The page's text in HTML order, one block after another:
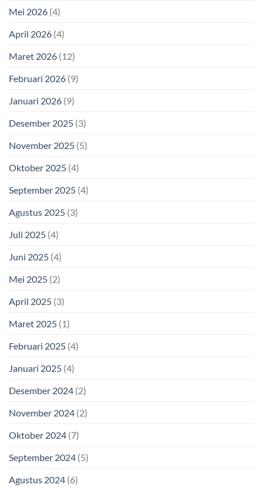
Mei 2026 (4)
April 2026 (4)
Maret 2026 (12)
Februari 2026 (9)
Januari 2026 (9)
Desember 2025 (3)
November 2025 (5)
Oktober 2025 (4)
September 2025 (4)
Agustus 2025 (3)
Juli 2025 (4)
Juni 2025 (4)
Mei 2025 (2)
April 2025 (3)
Maret 2025 (1)
Februari 2025 (4)
Januari 2025 (4)
Desember 2024 (2)
November 2024 (2)
Oktober 2024 (7)
September 2024 (5)
Agustus 2024 (6)